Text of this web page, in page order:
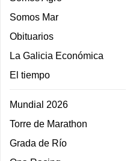
Somos Mar
Obituarios
La Galicia Económica
El tiempo
Mundial 2026
Torre de Marathon
Grada de Río